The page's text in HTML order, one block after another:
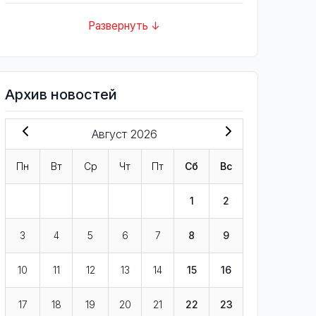
Развернуть ↓
Архив новостей
Август 2026
Пн Вт Ср Чт Пт Сб Вс
1 2
3 4 5 6 7 8 9
10 11 12 13 14 15 16
17 18 19 20 21 22 23